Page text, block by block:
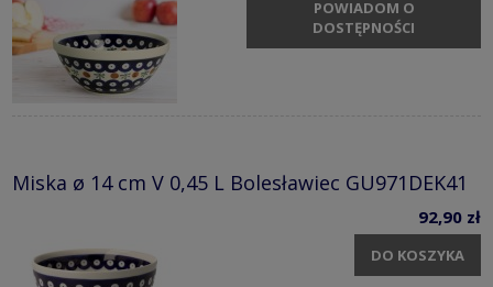
POWIADOM O
DOSTĘPNOŚCI
Miska ø 14 cm V 0,45 L Bolesławiec GU971DEK41
92,90 zł
DO KOSZYKA